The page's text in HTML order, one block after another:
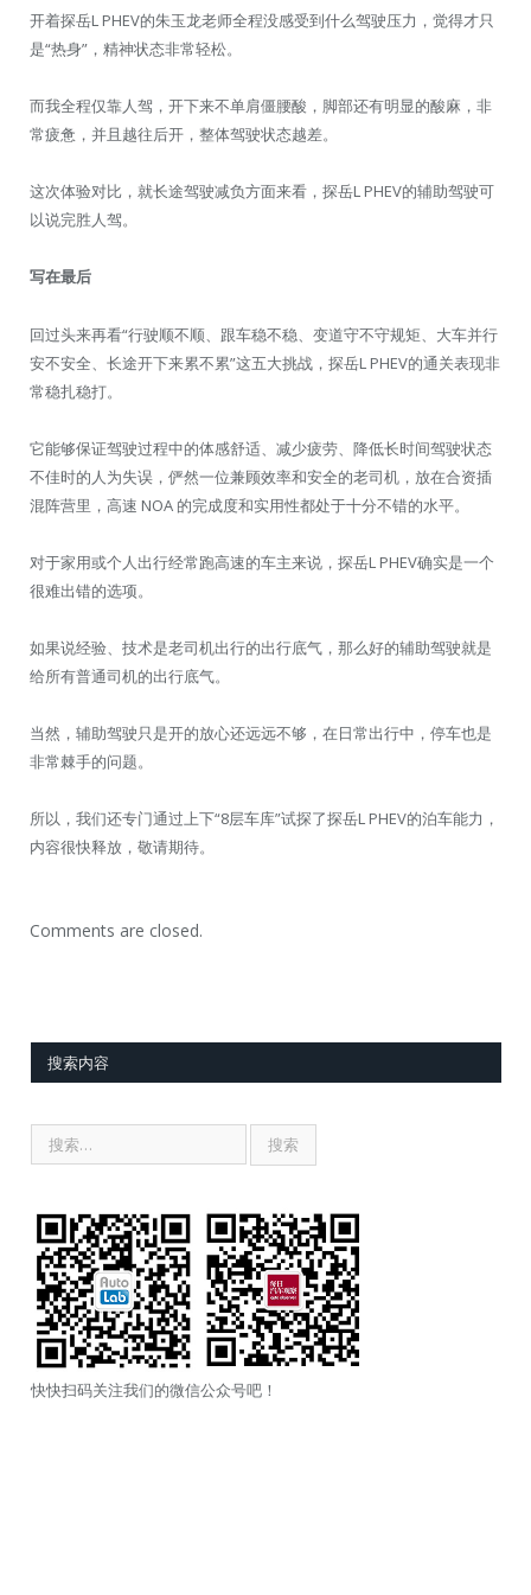
开着探岳L PHEV的朱玉龙老师全程没感受到什么驾驶压力，觉得才只
是“热身”，精神状态非常轻松。
而我全程仅靠人驾，开下来不单肩僵腰酸，脚部还有明显的酸麻，非
常疲惫，并且越往后开，整体驾驶状态越差。
这次体验对比，就长途驾驶减负方面来看，探岳L PHEV的辅助驾驶可
以说完胜人驾。
写在最后
回过头来再看“行驶顺不顺、跟车稳不稳、变道守不守规矩、大车并行
安不安全、长途开下来累不累”这五大挑战，探岳L PHEV的通关表现非
常稳扎稳打。
它能够保证驾驶过程中的体感舒适、减少疲劳、降低长时间驾驶状态
不佳时的人为失误，俨然一位兼顾效率和安全的老司机，放在合资插
混阵营里，高速 NOA 的完成度和实用性都处于十分不错的水平。
对于家用或个人出行经常跑高速的车主来说，探岳L PHEV确实是一个
很难出错的选项。
如果说经验、技术是老司机出行的出行底气，那么好的辅助驾驶就是
给所有普通司机的出行底气。
当然，辅助驾驶只是开的放心还远远不够，在日常出行中，停车也是
非常棘手的问题。
所以，我们还专门通过上下“8层车库”试探了探岳L PHEV的泊车能力，
内容很快释放，敬请期待。
Comments are closed.
搜索内容
快快扫码关注我们的微信公众号吧！